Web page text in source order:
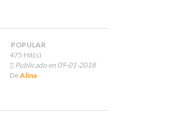
POPULAR
475 Hit(s)
Publicado en 09-01-2018
DeAlina